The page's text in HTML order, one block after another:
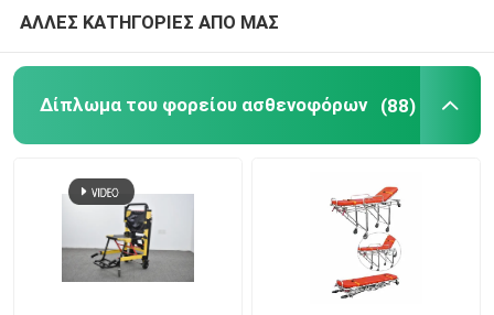
Χειρωνακτικά νοσοκομειακά κρεβάτια
Ηλεκτρικά κρεβάτια εξέτασης
Χειρουργικός λειτουργών πίνακας
Μαιευτικό κρεβάτι
ΑΛΛΕΣ ΚΑΤΗΓΟΡΙΕΣ ΑΠΟ ΜΑΣ
Δίπλωμα του φορείου ασθενοφόρων (88)